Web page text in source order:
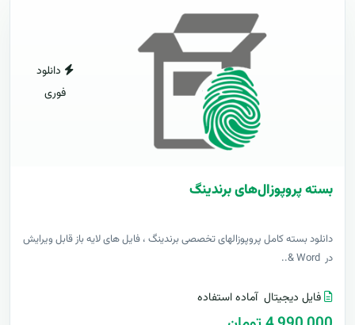
دانلود
فوری
بسته پروپوزال‌های برندینگ
دانلود بسته کامل پروپوزالهای تخصصی برندینگ ، فایل های لایه باز قابل ویرایش
در Word &..
فایل دیجیتال آماده استفاده